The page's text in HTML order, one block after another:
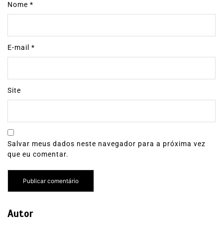
Nome *
E-mail *
Site
Salvar meus dados neste navegador para a próxima vez
que eu comentar.
Autor